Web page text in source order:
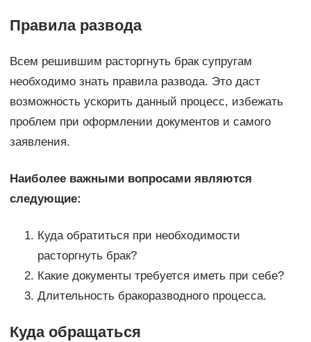
Правила развода
Всем решившим расторгнуть брак супругам
необходимо знать правила развода. Это даст
возможность ускорить данный процесс, избежать
проблем при оформлении документов и самого
заявления.
Наиболее важными вопросами являются
следующие:
Куда обратиться при необходимости
расторгнуть брак?
Какие документы требуется иметь при себе?
Длительность бракоразводного процесса.
Куда обращаться